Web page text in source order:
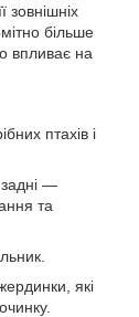
зовнішніх
більше
впливає на
птахів і
—
та
які